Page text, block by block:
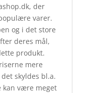
der
varer.
og i det store
deres mål,
produkt.
mere
skyldes bl.a.
kan være meget